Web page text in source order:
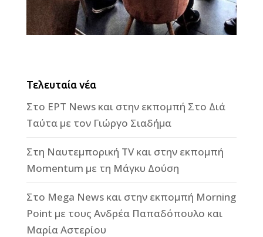
Τελευταία νέα
Στο ΕΡΤ News και στην εκπομπή Στο Διά
Ταύτα με τον Γιώργο Σιαδήμα
Στη Ναυτεμπορική TV και στην εκπομπή
Momentum με τη Μάγκυ Δούση
Στο Mega News και στην εκπομπή Morning
Point με τους Ανδρέα Παπαδόπουλο και
Μαρία Αστερίου